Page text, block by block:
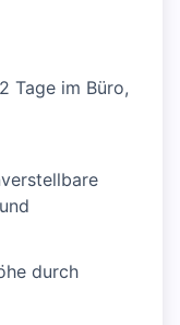
Tage im Büro,
durch